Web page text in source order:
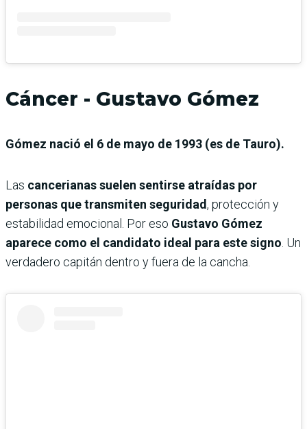
Cáncer - Gustavo Gómez
Gómez nació el 6 de mayo de 1993 (es de Tauro).
Las cancerianas suelen sentirse atraídas por
personas que transmiten seguridad, protección y
estabilidad emocional. Por eso Gustavo Gómez
aparece como el candidato ideal para este signo . Un
verdadero capitán dentro y fuera de la cancha.